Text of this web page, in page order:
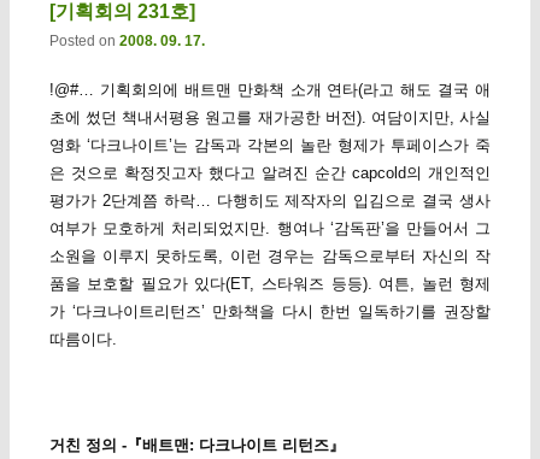
[기획회의 231호]
Posted on 2008. 09. 17.
!@#… 기획회의에 배트맨 만화책 소개 연타(라고 해도 결국 애
초에 썼던 책내서평용 원고를 재가공한 버전). 여담이지만, 사실
영화 ‘다크나이트’는 감독과 각본의 놀란 형제가 투페이스가 죽
은 것으로 확정짓고자 했다고 알려진 순간 capcold의 개인적인
평가가 2단계쯤 하락… 다행히도 제작자의 입김으로 결국 생사
여부가 모호하게 처리되었지만. 행여나 ‘감독판’을 만들어서 그
소원을 이루지 못하도록, 이런 경우는 감독으로부터 자신의 작
품을 보호할 필요가 있다(ET, 스타워즈 등등). 여튼, 놀런 형제
가 ‘다크나이트리턴즈’ 만화책을 다시 한번 일독하기를 권장할
따름이다.
거친 정의 -『배트맨: 다크나이트 리턴즈』